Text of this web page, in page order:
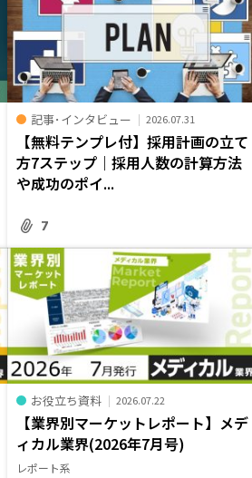
記事･インタビュー 2026.07.31
【無料テンプレ付】採用計画の立て
方7ステップ｜採用人数の計算方法
や成功のポイ...
7
お役立ち資料 2026.07.22
【業界別マーケットレポート】メデ
ィカル業界(2026年7月号)
レポート系